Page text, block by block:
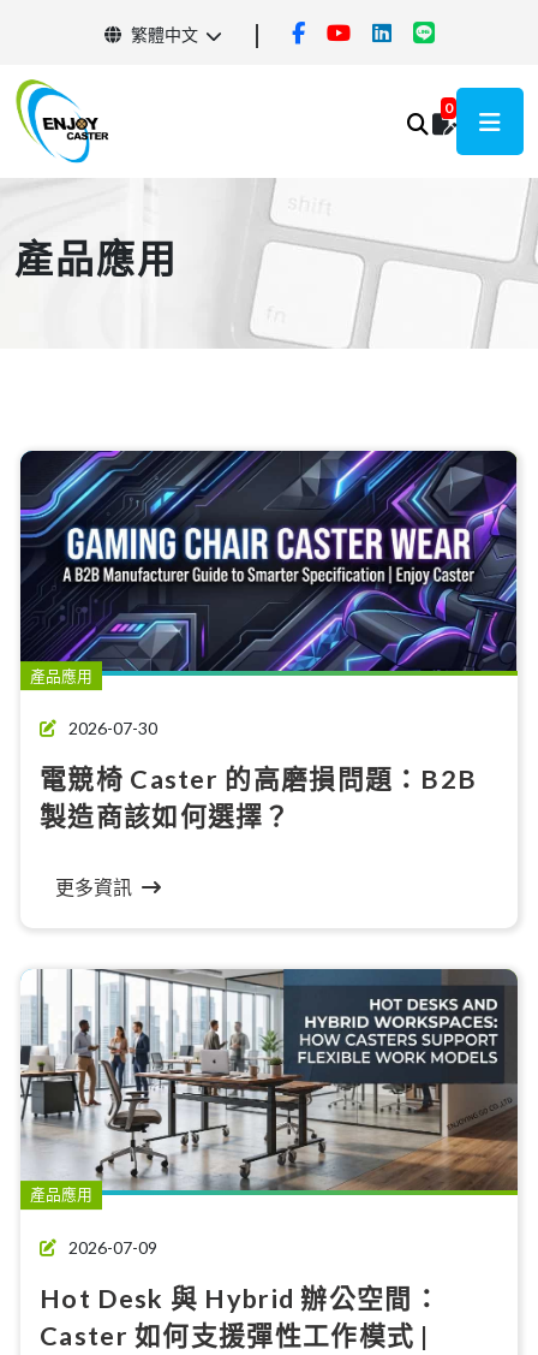
繁體中文
0
產品應用
產品應用
2026-07-30
電競椅 Caster 的高磨損問題：B2B
製造商該如何選擇？
更多資訊
產品應用
2026-07-09
Hot Desk 與 Hybrid 辦公空間：
Caster 如何支援彈性工作模式 |